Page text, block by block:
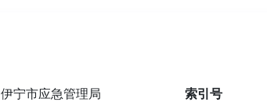
伊宁市应急管理局 索引号